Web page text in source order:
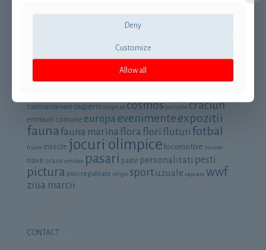
caini centenare ciuperci congrese cosmoscostumecraciun
emisiuni comune europa evenimenteexpozitii
faunafauna marina flora flori fluturi fotbal
fructe insecte jocuri olimpice locomotive muzee
nave orase orhidee pasari paste personalitati pesti
pictura pisici regalitate religie sport uzuale vapoare wwf
ziua marcii
CONTACT
Deny
Customize
Allow all